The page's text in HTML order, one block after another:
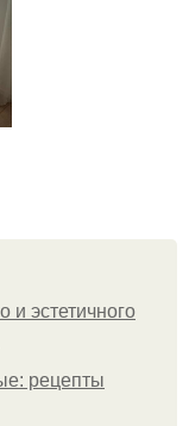
и эстетичного
рецепты